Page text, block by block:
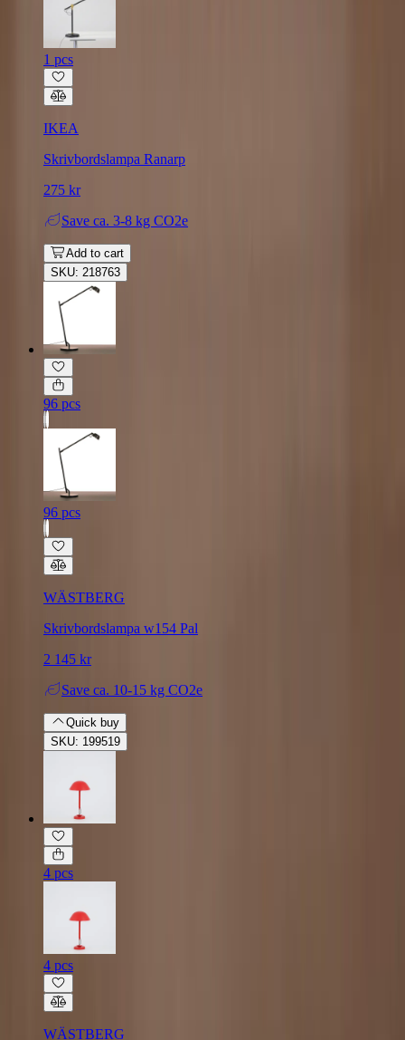
1 pcs
IKEA
Skrivbordslampa Ranarp
275 kr
Save ca. 3-8 kg CO2e
Add to cart
SKU: 218763
96 pcs
96 pcs
WÄSTBERG
Skrivbordslampa w154 Pal
2 145 kr
Save ca. 10-15 kg CO2e
Quick buy
SKU: 199519
4 pcs
4 pcs
WÄSTBERG